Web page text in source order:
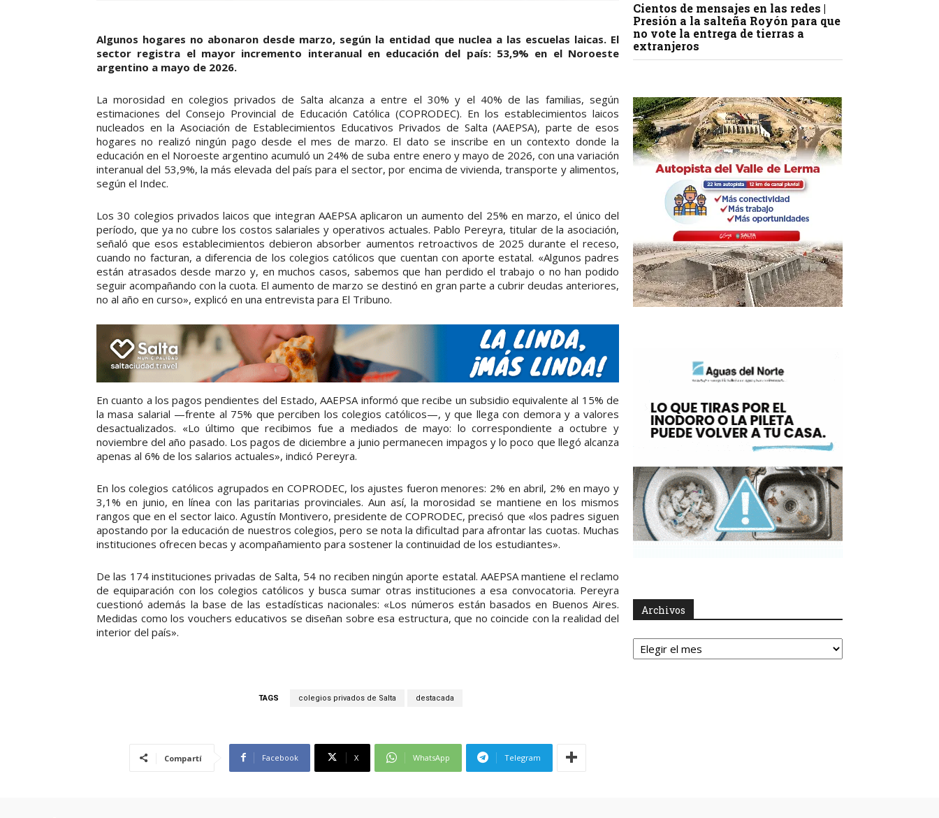
Algunos hogares no abonaron desde marzo, según la entidad que nuclea a las escuelas laicas. El
sector registra el mayor incremento interanual en educación del país: 53,9% en el Noroeste
argentino a mayo de 2026.
La morosidad en colegios privados de Salta alcanza a entre el 30% y el 40% de las familias, según
estimaciones del Consejo Provincial de Educación Católica (COPRODEC). En los establecimientos laicos
nucleados en la Asociación de Establecimientos Educativos Privados de Salta (AAEPSA), parte de esos
hogares no realizó ningún pago desde el mes de marzo. El dato se inscribe en un contexto donde la
educación en el Noroeste argentino acumuló un 24% de suba entre enero y mayo de 2026, con una variación
interanual del 53,9%, la más elevada del país para el sector, por encima de vivienda, transporte y alimentos,
según el Indec.
Los 30 colegios privados laicos que integran AAEPSA aplicaron un aumento del 25% en marzo, el único del
período, que ya no cubre los costos salariales y operativos actuales. Pablo Pereyra, titular de la asociación,
señaló que esos establecimientos debieron absorber aumentos retroactivos de 2025 durante el receso,
cuando no facturan, a diferencia de los colegios católicos que cuentan con aporte estatal. «Algunos padres
están atrasados desde marzo y, en muchos casos, sabemos que han perdido el trabajo o no han podido
seguir acompañando con la cuota. El aumento de marzo se destinó en gran parte a cubrir deudas anteriores,
no al año en curso», explicó en una entrevista para El Tribuno.
En cuanto a los pagos pendientes del Estado, AAEPSA informó que recibe un subsidio equivalente al 15% de
la masa salarial —frente al 75% que perciben los colegios católicos—, y que llega con demora y a valores
desactualizados. «Lo último que recibimos fue a mediados de mayo: lo correspondiente a octubre y
noviembre del año pasado. Los pagos de diciembre a junio permanecen impagos y lo poco que llegó alcanza
apenas al 6% de los salarios actuales», indicó Pereyra.
En los colegios católicos agrupados en COPRODEC, los ajustes fueron menores: 2% en abril, 2% en mayo y
3,1% en junio, en línea con las paritarias provinciales. Aun así, la morosidad se mantiene en los mismos
rangos que en el sector laico. Agustín Montivero, presidente de COPRODEC, precisó que «los padres siguen
apostando por la educación de nuestros colegios, pero se nota la dificultad para afrontar las cuotas. Muchas
instituciones ofrecen becas y acompañamiento para sostener la continuidad de los estudiantes».
De las 174 instituciones privadas de Salta, 54 no reciben ningún aporte estatal. AAEPSA mantiene el reclamo
de equiparación con los colegios católicos y busca sumar otras instituciones a esa convocatoria. Pereyra
cuestionó además la base de las estadísticas nacionales: «Los números están basados en Buenos Aires.
Medidas como los vouchers educativos se diseñan sobre esa estructura, que no coincide con la realidad del
interior del país».
TAGS colegios privados de Salta destacada
Compartí Facebook X WhatsApp Telegram
Cientos de mensajes en las redes |
Presión a la salteña Royón para que
no vote la entrega de tierras a
extranjeros
Archivos
Archivos